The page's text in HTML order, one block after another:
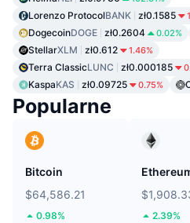
Lorenzo ProtocolBANK zł0.1585
DogecoinDOGE zł0.2604 0.02%
StellarXLM zł0.612 1.46%
Terra ClassicLUNC zł0.000185
KaspaKAS zł0.09725 0.75%
Popularne
Bitcoin
$64,586.21
0.98% 2.39%